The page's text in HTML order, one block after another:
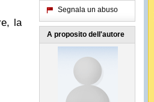
la
Segnala un abuso
A proposito dell'autore